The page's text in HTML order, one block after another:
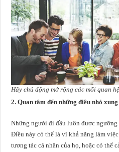
Hãy chủ động mở rộng các mối quan hệ
2. Quan tâm đến những điều nhỏ
Những người đi đầu luôn được
Điều này có thể là vì khả năng làm
tương tác cá nhân của họ, hoặc có thể